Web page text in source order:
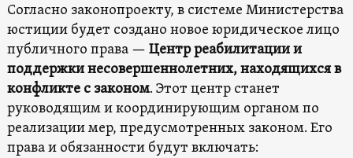
Согласно законопроекту, в системе Министерства
юстиции будет создано новое юридическое лицо
публичного права — Центр реабилитации и
поддержки несовершеннолетних, находящихся в
конфликте с законом. Этот центр станет
руководящим и координирующим органом по
реализации мер, предусмотренных законом. Его
права и обязанности будут включать: